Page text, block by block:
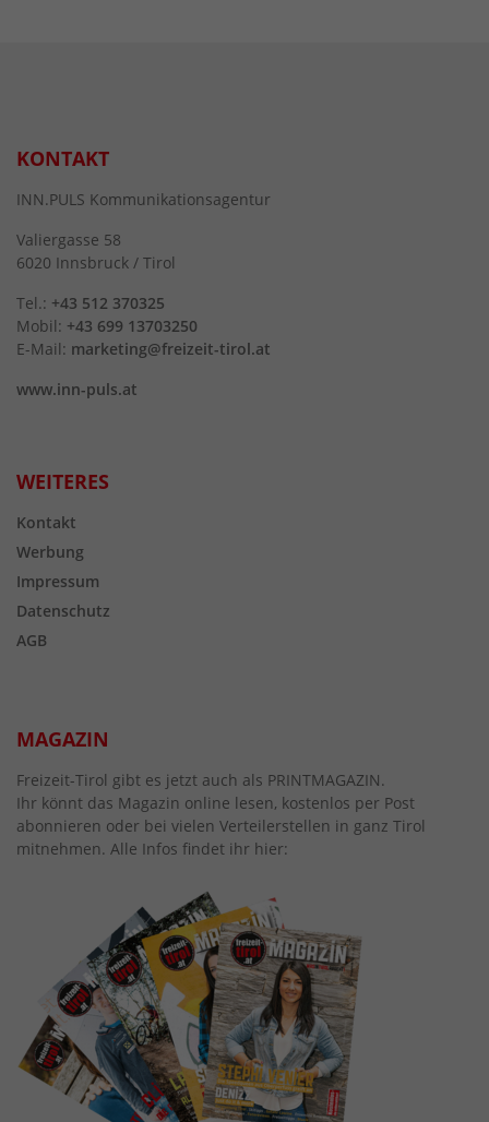
KONTAKT
INN.PULS Kommunikationsagentur
Valiergasse 58
6020 Innsbruck / Tirol
Tel.: +43 512 370325
Mobil: +43 699 13703250
E-Mail: marketing@freizeit-tirol.at
www.inn-puls.at
WEITERES
Kontakt
Werbung
Impressum
Datenschutz
AGB
MAGAZIN
Freizeit-Tirol gibt es jetzt auch als PRINTMAGAZIN.
Ihr könnt das Magazin online lesen, kostenlos per Post
abonnieren oder bei vielen Verteilerstellen in ganz Tirol
mitnehmen. Alle Infos findet ihr hier: